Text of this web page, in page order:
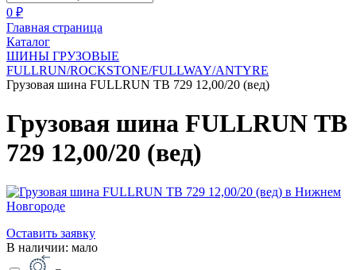
0 ₽
Главная страница
Каталог
ШИНЫ ГРУЗОВЫЕ
FULLRUN/ROCKSTONE/FULLWAY/ANTYRE
Грузовая шина FULLRUN ТB 729 12,00/20 (вед)
Грузовая шина FULLRUN ТB
729 12,00/20 (вед)
Оставить заявку
В наличии: мало